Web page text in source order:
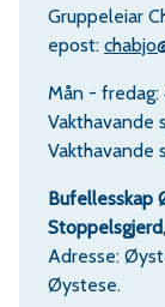
Gruppeleiar
epost:
Mån -
Vakthavande
Vakthavande
Bufellesskap
Adresse:
Øystese.